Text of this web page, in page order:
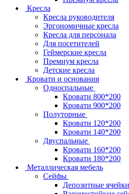
Кресла
Кресла руководителя
Эргономичные кресла
Кресла для персонала
Для посетителей
Геймерские кресла
Премиум кресла
Детские кресла
Кровати и основания
Односпальные
Кровати 800*200
Кровати 900*200
Полуторные
Кровати 120*200
Кровати 140*200
Двуспальные
Кровати 160*200
Кровати 180*200
Металлическая мебель
Сейфы
Депозитные ячейки